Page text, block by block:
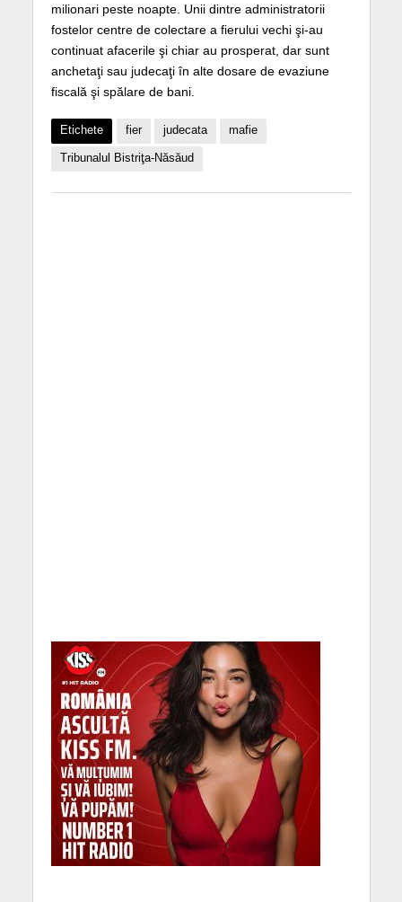
milionari peste noapte. Unii dintre administratorii
fostelor centre de colectare a fierului vechi şi-au
continuat afacerile şi chiar au prosperat, dar sunt
anchetaţi sau judecaţi în alte dosare de evaziune
fiscală şi spălare de bani.
Etichete fier judecata mafie
Tribunalul Bistriţa-Năsăud